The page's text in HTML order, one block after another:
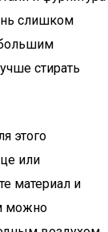
слишком
стирать
этого
или
материал и
можно